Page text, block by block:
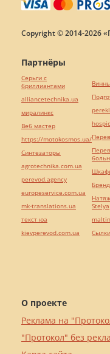
Copyright © 2014-2026
О проекте
Реклама на
"Протокол" без
Партнёры
Серьги с
бриллиантами
alliancetechnika.ua
миралинкс
Веб мастер
https://motokosmos.ua/
Синтезаторы
agrotechnika.com.ua
perevod.agency
europeservice.com.ua
mk-translations.ua
текст юа
kievperevod.com.ua
Stelya
Cылки